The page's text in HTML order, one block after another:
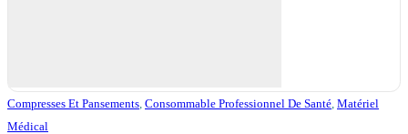
Compresses Et Pansements Consommable Professionnel De Santé Matériel
Médical